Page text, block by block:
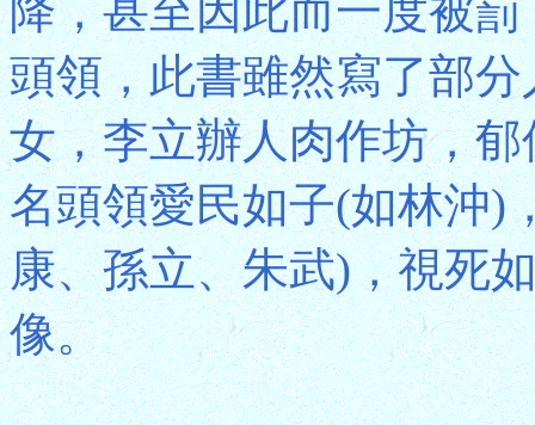
降，甚至因此而一度被
頭領，此書雖然寫了部
女，李立辦人肉作坊，
名頭領愛民如子(如林沖)
康、孫立、朱武)，視死
像。